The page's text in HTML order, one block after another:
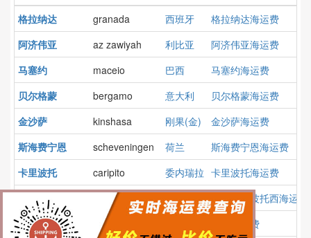
格拉纳达
granada 西班牙
格拉纳达海运费
阿济伟亚
az zawiyah 利比亚
阿济伟亚海运费
马塞约
maceio 巴西
马塞约海运费
贝尔格蒙
bergamo 意大利
贝尔格蒙海运费
金沙萨
kinshasa 刚果(金)
金沙萨海运费
斯海费宁恩
scheveningen 荷兰
斯海费宁恩海运费
卡里波托
caripito 委内瑞拉 卡里波托海运费
圣路易斯波托西
san luis potosi 墨西哥
圣路易斯波托西海运费
马埃
mahe,in 马埃海运费